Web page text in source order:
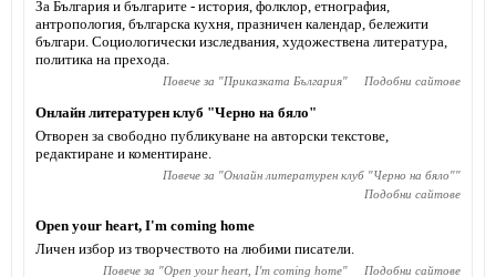
За България и българите - история, фолклор, етнография,
антропология, българска кухня, празничен календар, бележити
българи. Социологически изследвания, художествена литература,
политика на прехода.
Повече за "Приказката България" Подобни сайтове
Онлайн литературен клуб "Черно на бяло"
Отворен за свободно публикуване на авторски текстове,
редактиране и коментиране.
Повече за "Онлайн литературен клуб "Черно на бяло""
Подобни сайтове
Open your heart, I'm coming home
Личен избор из творчеството на любими писатели.
Повече за "Open your heart, I'm coming home" Подобни сайтове